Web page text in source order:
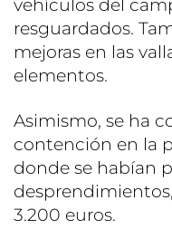
vehículos del
resguardados.
mejoras en las
elementos.
Asimismo, se ha
contención en la
donde se habían
3.200 euros.